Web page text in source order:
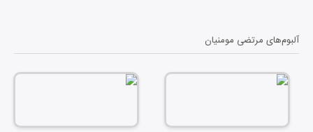
آلبوم‌های مرتضی مومنیان